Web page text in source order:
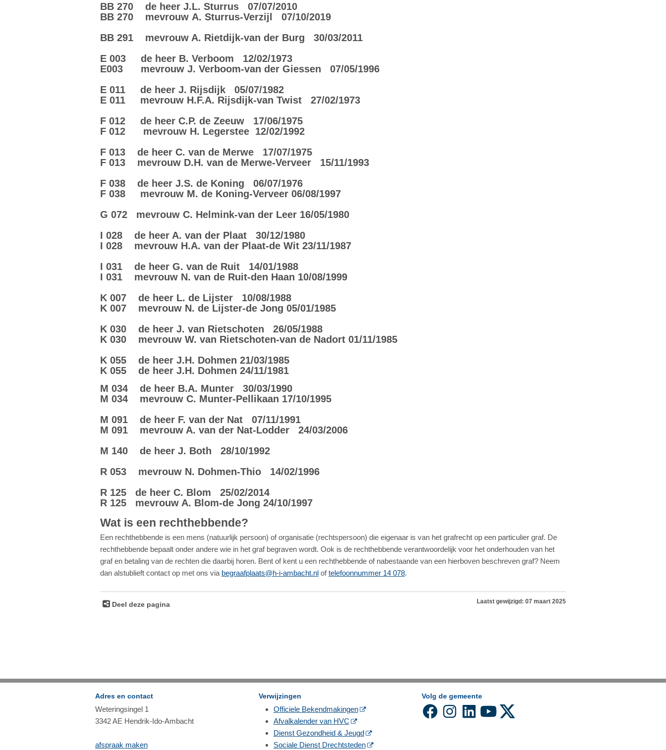
BB 270 de heer J.L. Sturrus 07/07/2010
BB 270 mevrouw A. Sturrus-Verzijl 07/10/2019
BB 291 mevrouw A. Rietdijk-van der Burg 30/03/2011
E 003 de heer B. Verboom 12/02/1973
E003 mevrouw J. Verboom-van der Giessen 07/05/1996
E 011 de heer J. Rijsdijk 05/07/1982
E 011 mevrouw H.F.A. Rijsdijk-van Twist 27/02/1973
F 012 de heer C.P. de Zeeuw 17/06/1975
F 012 mevrouw H. Legerstee 12/02/1992
F 013 de heer C. van de Merwe 17/07/1975
F 013 mevrouw D.H. van de Merwe-Verveer 15/11/1993
F 038 de heer J.S. de Koning 06/07/1976
F 038 mevrouw M. de Koning-Verveer 06/08/1997
G 072 mevrouw C. Helmink-van der Leer 16/05/1980
I 028 de heer A. van der Plaat 30/12/1980
I 028 mevrouw H.A. van der Plaat-de Wit 23/11/1987
I 031 de heer G. van de Ruit 14/01/1988
I 031 mevrouw N. van de Ruit-den Haan 10/08/1999
K 007 de heer L. de Lijster 10/08/1988
K 007 mevrouw N. de Lijster-de Jong 05/01/1985
K 030 de heer J. van Rietschoten 26/05/1988
K 030 mevrouw W. van Rietschoten-van de Nadort 01/11/1985
K 055 de heer J.H. Dohmen 21/03/1985
K 055 de heer J.H. Dohmen 24/11/1981
M 034 de heer B.A. Munter 30/03/1990
M 034 mevrouw C. Munter-Pellikaan 17/10/1995
M 091 de heer F. van der Nat 07/11/1991
M 091 mevrouw A. van der Nat-Lodder 24/03/2006
M 140 de heer J. Both 28/10/1992
R 053 mevrouw N. Dohmen-Thio 14/02/1996
R 125 de heer C. Blom 25/02/2014
R 125 mevrouw A. Blom-de Jong 24/10/1997
Wat is een rechthebbende?
Een rechthebbende is een mens (natuurlijk persoon) of organisatie (rechtspersoon) die eigenaar is van het grafrecht op een particulier graf. De
rechthebbende bepaalt onder andere wie in het graf begraven wordt. Ook is de rechthebbende verantwoordelijk voor het onderhouden van het
graf en betaling van de rechten die daarbij horen. Bent of kent u een rechthebbende of nabestaande van een hierboven beschreven graf? Neem
dan alstublieft contact op met ons via begraafplaats@h-i-ambacht.nl oftelefoonnummer 14 078.
Deel deze pagina Laatst gewijzigd: 07 maart 2025
Adres en contact
Weteringsingel 1
3342 AE Hendrik-Ido-Ambacht
afspraak maken
Verwijzingen
Officiele Bekendmakingen
Afvalkalender van HVC
Dienst Gezondheid & Jeugd
Sociale Dienst Drechtsteden
Volg de gemeente